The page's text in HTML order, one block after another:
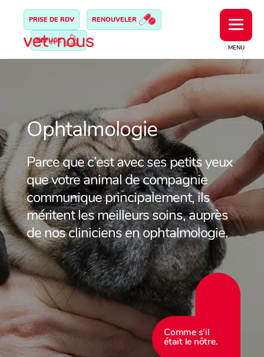
MENU
PRISE DE RDV RENOUVELER
REFUGE
Ophtalmologie
Parce que c’est avec ses petits yeux
que votre animal de compagnie
communique principalement, ils
méritent les meilleurs soins, auprès
de nos cliniciens en ophtalmologie.
Comme s’il
était le nôtre.